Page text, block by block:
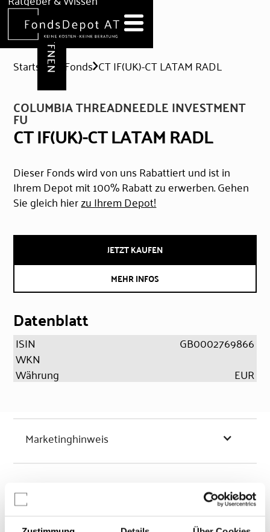
Hilfe & Formulare
DEPOT ERÖFFNEN
Startseite Fonds CT IF(UK)-CT LATAM RADL
COLUMBIA THREADNEEDLE INVESTMENT
FU
CT IF(UK)-CT LATAM RADL
Dieser Fonds wird von uns Rabattiert und ist in
Ihrem Depot mit 100% Rabatt zu erwerben. Gehen
Sie gleich hierzu Ihrem Depot!
JETZT KAUFEN
MEHR INFOS
Datenblatt
ISIN
GB0002769866
WKN
Währung
EUR
Marketinghinweis
Chancen & Risiken